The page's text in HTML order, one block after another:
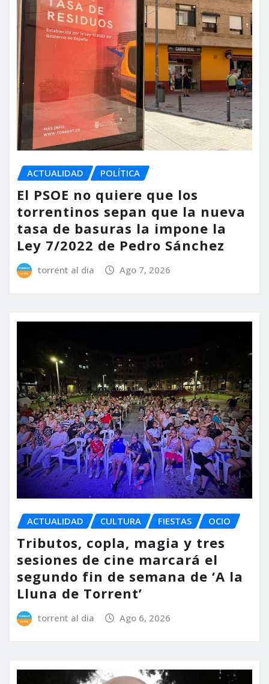
ACTUALIDAD POLÍTICA
El PSOE no quiere que los
torrentinos sepan que la nueva
tasa de basuras la impone la
Ley 7/2022 de Pedro Sánchez
torrent al dia Ago 7, 2026
ACTUALIDAD CULTURA FIESTAS OCIO
Tributos, copla, magia y tres
sesiones de cine marcará el
segundo fin de semana de ‘A la
Lluna de Torrent’
torrent al dia Ago 6, 2026